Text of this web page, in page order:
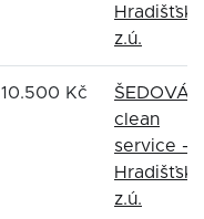
z.ú.
10.500 Kč
ŠEDOVÁ
clean
service -
z.ú.